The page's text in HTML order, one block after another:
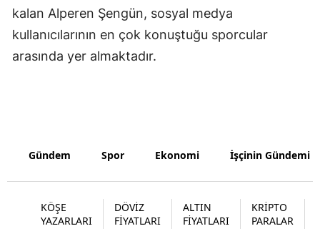
Osmaniye
kalan Alperen Şengün, sosyal medya
kullanıcılarının en çok konuştuğu sporcular
arasında yer almaktadır.
Gündem Spor Ekonomi İşçinin Gündemi
KÖŞE
YAZARLARI
DÖVİZ
FİYATLARI
ALTIN
FİYATLARI
KRİPTO
PARALAR